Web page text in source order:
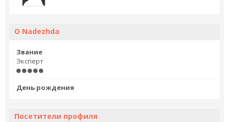
О Nadezhda
Звание
Эксперт
День рождения
Посетители профиля